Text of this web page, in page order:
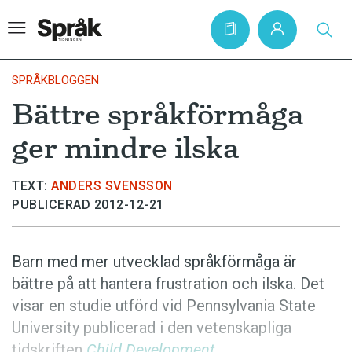
Hem
Artiklar
Krönikor
Språkfrågor
Bokrecensioner
Kviss
Podden
SPRÅKBLOGGEN
Bättre språkförmåga
ger mindre ilska
TEXT: ANDERS SVENSSON
PUBLICERAD 2012-12-21
Barn med mer utvecklad språkförmåga är
bättre på att hantera frustration och ilska. Det
visar en studie utförd vid Pennsylvania State
University publicerad i den vetenskapliga